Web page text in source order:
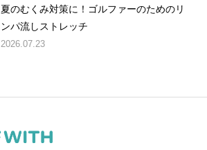
夏のむくみ対策に！ゴルファーのためのリ
ンパ流しストレッチ
2026.07.23